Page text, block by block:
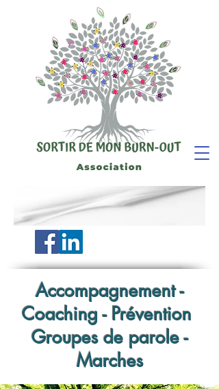
Accompagnement -
Coaching - Prévention
Groupes de parole -
Marches